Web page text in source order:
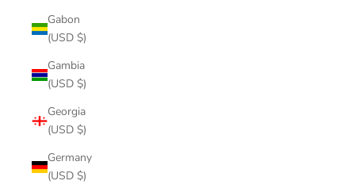
Gabon
(USD $)
Gambia
(USD $)
Georgia
(USD $)
Germany
(USD $)